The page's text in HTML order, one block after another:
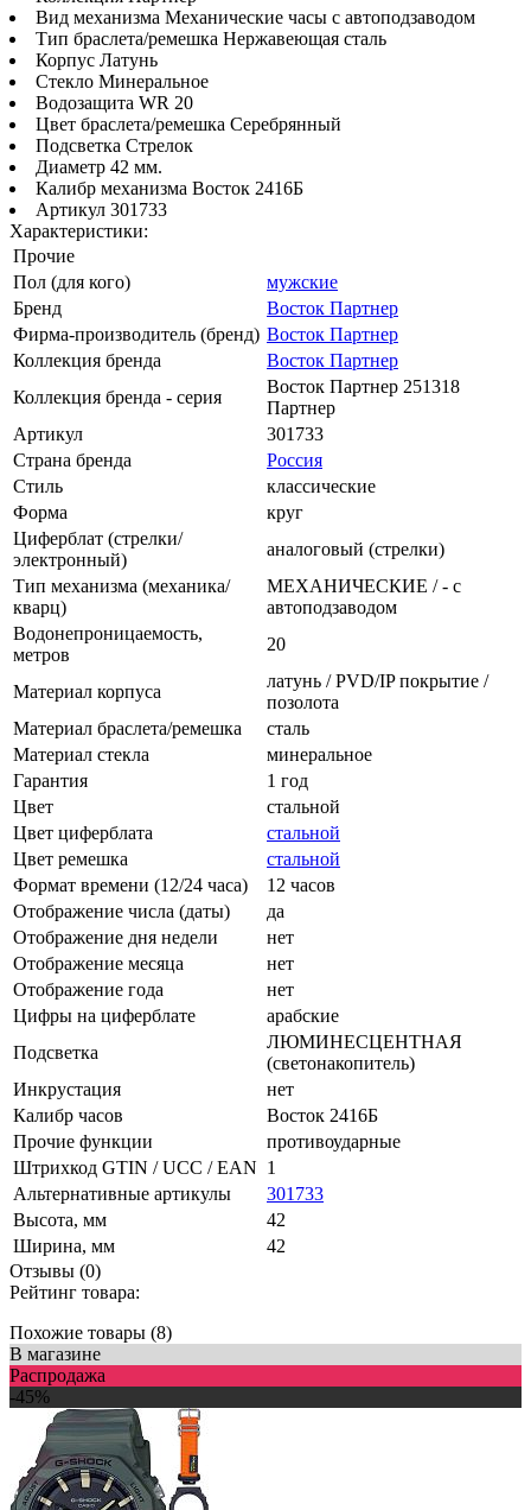
Вид механизма Механические часы с автоподзаводом
Тип браслета/ремешка Нержавеющая сталь
Корпус Латунь
Стекло Минеральное
Водозащита WR 20
Цвет браслета/ремешка Серебрянный
Подсветка Стрелок
Диаметр 42 мм.
Калибр механизма Восток 2416Б
Артикул 301733
Характеристики:
Прочие
Пол (для кого)
мужские
Бренд
Восток Партнер
Фирма-производитель (бренд) Восток Партнер
Коллекция бренда
Восток Партнер
Коллекция бренда - серия
Восток Партнер 251318
Партнер
Артикул
301733
Страна бренда
Россия
Стиль
классические
Форма
круг
Циферблат (стрелки/
электронный)
аналоговый (стрелки)
Тип механизма (механика/
кварц)
МЕХАНИЧЕСКИЕ / - с
автоподзаводом
Водонепроницаемость,
метров
20
Материал корпуса
латунь / PVD/IP покрытие /
позолота
Материал браслета/ремешка
сталь
Материал стекла
минеральное
Гарантия
1 год
Цвет
стальной
Цвет циферблата
стальной
Цвет ремешка
стальной
Формат времени (12/24 часа)
12 часов
Отображение числа (даты)
да
Отображение дня недели
нет
Отображение месяца
нет
Отображение года
нет
Цифры на циферблате
арабские
Подсветка
ЛЮМИНЕСЦЕНТНАЯ
(светонакопитель)
Инкрустация
нет
Калибр часов
Восток 2416Б
Прочие функции
противоударные
Штрихкод GTIN / UCC / EAN 1
Альтернативные артикулы
301733
Высота, мм
42
Ширина, мм
42
Отзывы (0)
Рейтинг товара:
Похожие товары (8)
В магазине
Распродажа
-45%